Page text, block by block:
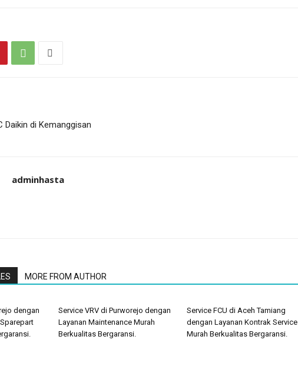
Daikin di Kemanggisan
adminhasta
MORE FROM AUTHOR
dengan
Service VRV di Purworejo dengan
Layanan Maintenance Murah
Berkualitas Bergaransi.
Service FCU di Aceh Tamiang
dengan Layanan Kontrak Service
Murah Berkualitas Bergaransi.